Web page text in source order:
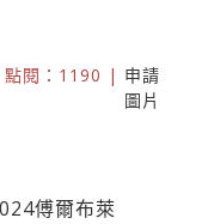
點閱：1190 | 申請
圖片
傅爾布萊